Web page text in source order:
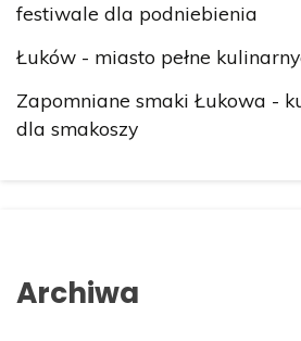
festiwale dla podniebienia
Łuków - miasto pełne
Zapomniane smaki Łukowa -
dla smakoszy
Archiwa